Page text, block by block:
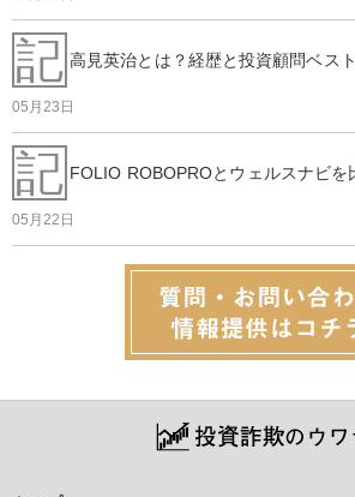
記 高見英治とは？経歴と投資顧問ベス
05月23日
記 FOLIO ROBOPROとウェルスナビを
05月22日